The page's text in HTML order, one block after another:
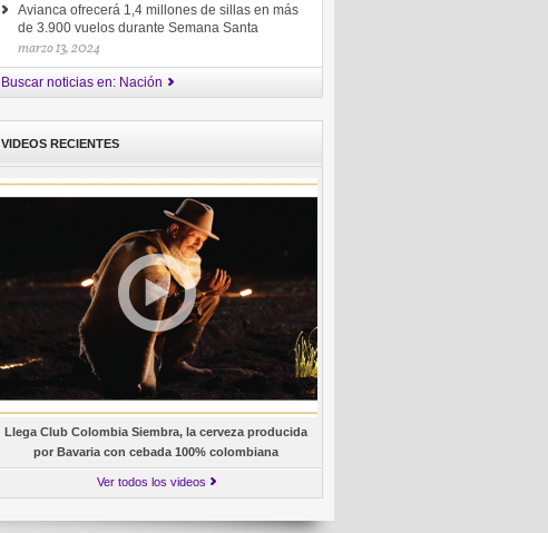
Avianca ofrecerá 1,4 millones de sillas en más
de 3.900 vuelos durante Semana Santa
marzo 13, 2024
Buscar noticias en: Nación
VIDEOS RECIENTES
Llega Club Colombia Siembra, la cerveza producida
por Bavaria con cebada 100% colombiana
Ver todos los videos